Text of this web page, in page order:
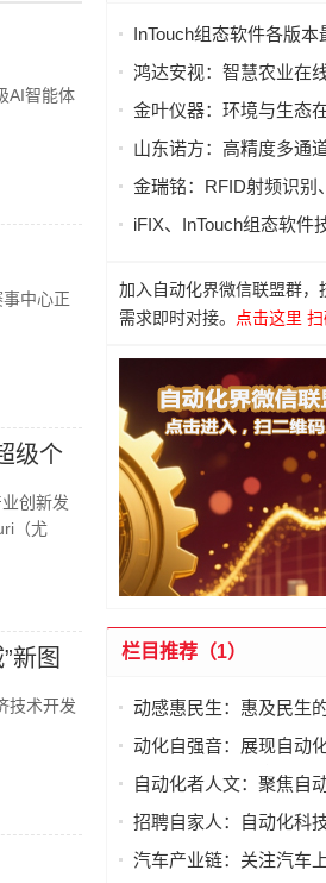
AI智能体
中心正
级个
创新发
（尤
新图
技术开发
InTouch组态软件各版本
鸿达安视：智慧农业在
金叶仪器：环境与生态
山东诺方：高精度多通
金瑞铭：RFID射频识别
iFIX、InTouch组态软件
加入自动化界微信联盟群，
需求即时对接。
点击这里 扫
栏目推荐（1）
动感惠民生：惠及民生
动化自强音：展现自动
进步发出的响亮声音
自动化者人文：聚焦自
文思考
招聘自家人：自动化科
家及人才需求资讯
汽车产业链：关注汽车